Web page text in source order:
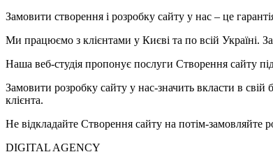
Замовити створення і розробку сайту у нас – це
Ми працюємо з клієнтами у Києві та по всій Україні.
Наша веб-студія пропонує послуги Створення сайту
Замовити розробку сайту у нас-значить вкласти в
клієнта.
Не відкладайте Створення сайту на потім-замовляйте
DIGITAL AGENCY